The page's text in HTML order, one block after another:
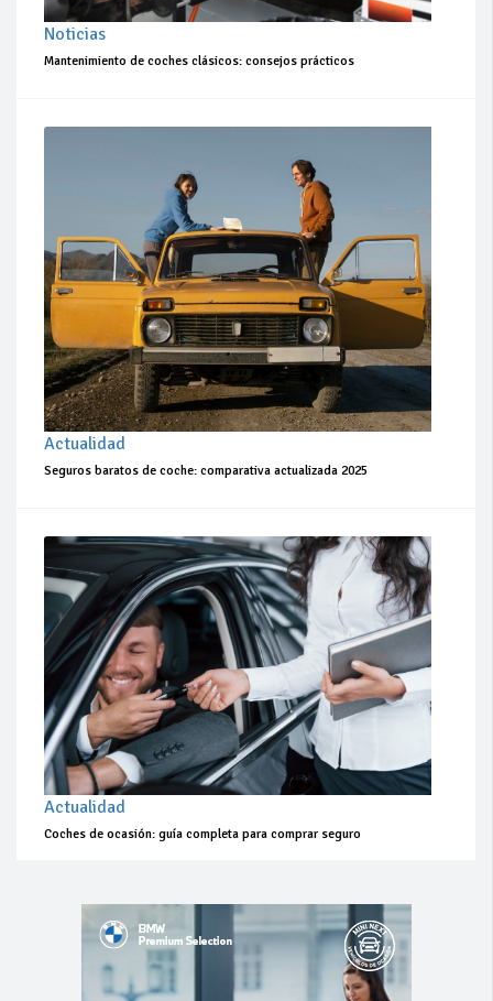
Noticias
Mantenimiento de coches clásicos: consejos prácticos
Actualidad
Seguros baratos de coche: comparativa actualizada 2025
Actualidad
Coches de ocasión: guía completa para comprar seguro